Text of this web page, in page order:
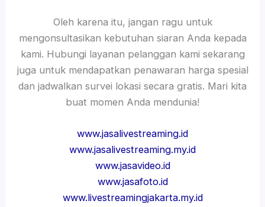
Oleh karena itu, jangan ragu untuk
mengonsultasikan kebutuhan siaran Anda kepada
kami. Hubungi layanan pelanggan kami sekarang
juga untuk mendapatkan penawaran harga spesial
dan jadwalkan survei lokasi secara gratis. Mari kita
buat momen Anda mendunia!
www.jasalivestreaming.id
www.jasalivestreaming.my.id
www.jasavideo.id
www.jasafoto.id
www.livestreamingjakarta.my.id